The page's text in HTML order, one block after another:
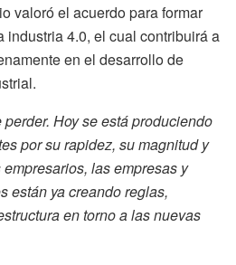
valoró el acuerdo para formar
industria 4.0, el cual contribuirá a
en el desarrollo de
.
Hoy se está produciendo
por su rapidez, su magnitud y
las empresas y
están ya creando reglas,
en torno a las nuevas